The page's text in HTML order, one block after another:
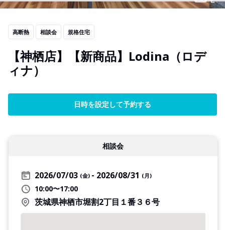
高断熱 相談会 規格住宅
【神栖店】【新商品】Lodina（ロデ
ィナ）
日時を設定して予約する
相談会
2026/07/03 (金) 2026/08/31 (月)
10:00〜17:00
茨城県神栖市堀割2丁目１番３６号